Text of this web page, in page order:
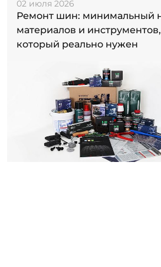
02 июля 2026
Ремонт шин: минимальный
материалов и инструментов,
который реально нужен